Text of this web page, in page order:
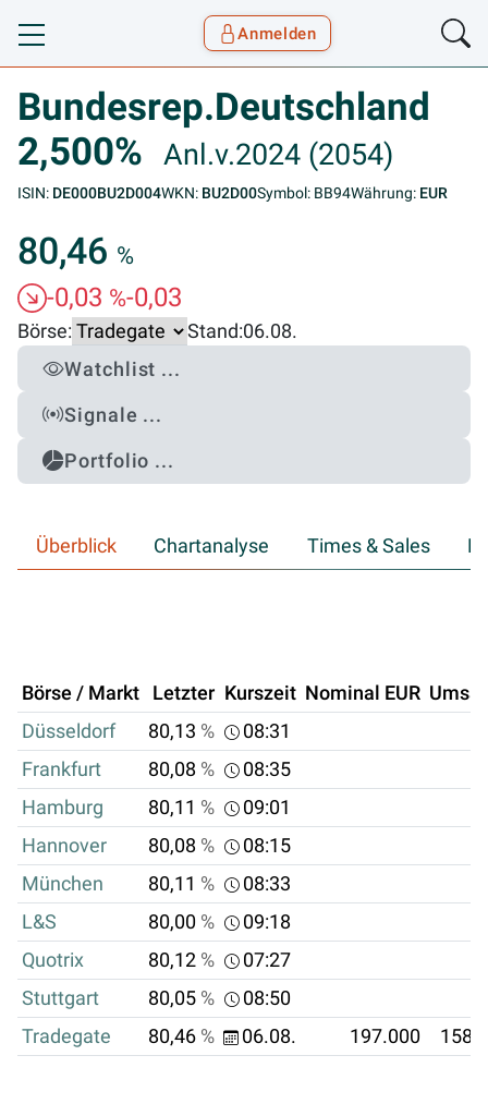
Toggle navigation
Anmelden
Bundesrep.Deutschland
2,500%
Anl.v.2024 (2054)
ISIN: DE000BU2D004WKN: BU2D00Symbol: BB94Währung: EUR
80,46 %
-0,03 %-0,03
Börse: Stand:06.08.
Watchlist ...
Signale ...
Portfolio ...
Überblick Chartanalyse Times & Sales
Börse / Markt Letzter Kurszeit Nominal EUR
Düsseldorf
80,13 %
08:31
Frankfurt
80,08 %
08:35
Hamburg
80,11 %
09:01
Hannover
80,08 %
08:15
München
80,11 %
08:33
L&S
80,00 %
09:18
Quotrix
80,12 %
07:27
Stuttgart
80,05 %
08:50
Tradegate
80,46 % 06.08. 197.000